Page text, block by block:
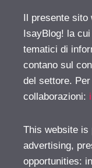
Il presente sito
IsayBlog! la
tematici di
contano sul
del settore.
collaborazioni:
This website is
advertising,
opportunities: